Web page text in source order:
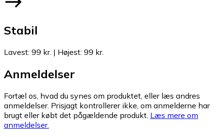
Stabil
Lavest: 99 kr. | Højest: 99 kr.
Anmeldelser
Fortæl os, hvad du synes om produktet, eller læs andres
anmeldelser. Prisjagt kontrollerer ikke, om anmelderne har
brugt eller købt det pågældende produkt. Læs mere om
anmeldelser.